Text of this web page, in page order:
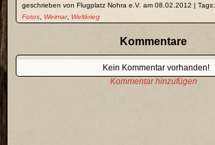
geschrieben von Flugplatz Nohra e.V. am 08.02.2012 | Tags:
Fotos
Weimar, Weltkrieg
Kommentare
Kein Kommentar vorhanden!
Kommentar hinzufügen